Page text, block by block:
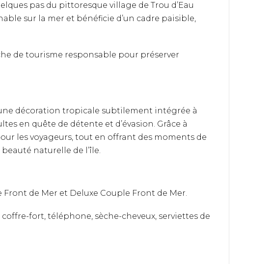
pas du pittoresque village de Trou d’Eau
sur la mer et bénéficie d’un cadre paisible,
de tourisme responsable pour préserver
décoration tropicale subtilement intégrée à
en quête de détente et d’évasion. Grâce à
les voyageurs, tout en offrant des moments de
naturelle de l’île.
Front de Mer et Deluxe Couple Front de Mer.
fort, téléphone, sèche-cheveux, serviettes de